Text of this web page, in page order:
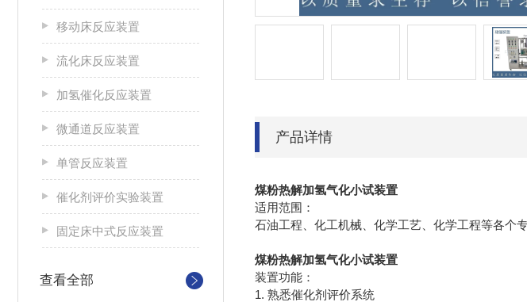
移动床反应装置
流化床反应装置
加氢催化反应装置
微通道反应装置
单管反应装置
催化剂评价实验装置
固定床中式反应装置
查看全部
产品详情
煤粉热解加氢气化小试装置
适用范围：
石油工程、化工机械、化学工艺、化学工程等各个
煤粉热解加氢气化小试装置
装置功能：
1. 熟悉催化剂评价系统